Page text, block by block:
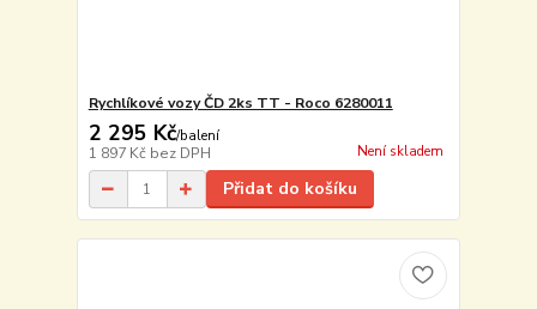
Rychlíkové vozy ČD 2ks TT - Roco 6280011
2 295 Kč/balení
1 897 Kč bez DPH Není skladem
Přidat do košíku